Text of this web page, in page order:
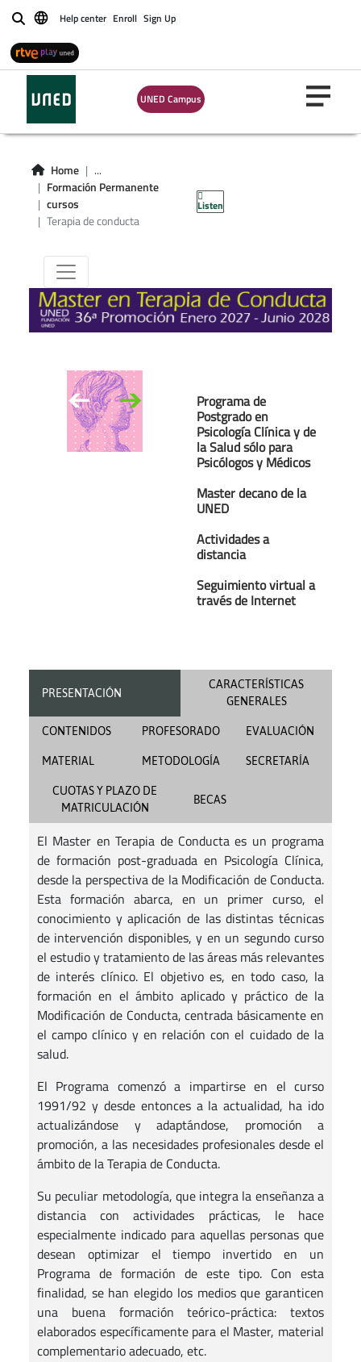
BuscarHelp center Enroll Sign Up
UNED Campus
Home
...
Formación Permanente
cursos
Terapia de conducta
Listen
Master en Terapia
de Conducta
Programa de
Postgrado en
Psicología Clínica y de
la Salud sólo para
Psicólogos y Médicos
Master decano de la
UNED
Actividades a
distancia
Seguimiento virtual a
través de Internet
PRESENTACIÓN
CARACTERÍSTICAS
GENERALES
CONTENIDOS PROFESORADO EVALUACIÓN
MATERIAL METODOLOGÍA SECRETARÍA
CUOTAS Y PLAZO DE
MATRICULACIÓN
BECAS
El Master en Terapia de Conducta es un programa
de formación post-graduada en Psicología Clínica,
desde la perspectiva de la Modificación de Conducta.
Esta formación abarca, en un primer curso, el
conocimiento y aplicación de las distintas técnicas
de intervención disponibles, y en un segundo curso
el estudio y tratamiento de las áreas más relevantes
de interés clínico. El objetivo es, en todo caso, la
formación en el ámbito aplicado y práctico de la
Modificación de Conducta, centrada básicamente en
el campo clínico y en relación con el cuidado de la
salud.
El Programa comenzó a impartirse en el curso
1991/92 y desde entonces a la actualidad, ha ido
actualizándose y adaptándose, promoción a
promoción, a las necesidades profesionales desde el
ámbito de la Terapia de Conducta.
Su peculiar metodología, que integra la enseñanza a
distancia con actividades prácticas, le hace
especialmente indicado para aquellas personas que
desean optimizar el tiempo invertido en un
Programa de formación de este tipo. Con esta
finalidad, se han elegido los medios que garanticen
una buena formación teórico-práctica: textos
elaborados específicamente para el Master, material
complementario adecuado, etc.